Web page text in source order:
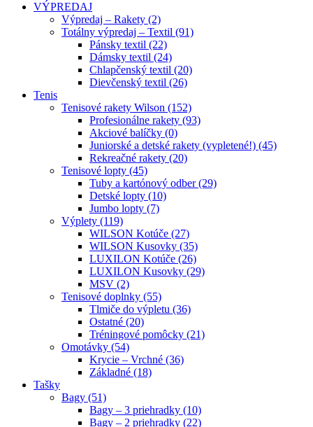
VÝPREDAJ
Výpredaj – Rakety (2)
Totálny výpredaj – Textil (91)
Pánsky textil (22)
Dámsky textil (24)
Chlapčenský textil (20)
Dievčenský textil (26)
Tenis
Tenisové rakety Wilson (152)
Profesionálne rakety (93)
Akciové balíčky (0)
Juniorské a detské rakety (vypletené!) (45)
Rekreačné rakety (20)
Tenisové lopty (45)
Tuby a kartónový odber (29)
Detské lopty (10)
Jumbo lopty (7)
Výplety (119)
WILSON Kotúče (27)
WILSON Kusovky (35)
LUXILON Kotúče (26)
LUXILON Kusovky (29)
MSV (2)
Tenisové doplnky (55)
Tlmiče do výpletu (36)
Ostatné (20)
Tréningové pomôcky (21)
Omotávky (54)
Krycie – Vrchné (36)
Základné (18)
Tašky
Bagy (51)
Bagy – 3 priehradky (10)
Bagy – 2 priehradky (22)